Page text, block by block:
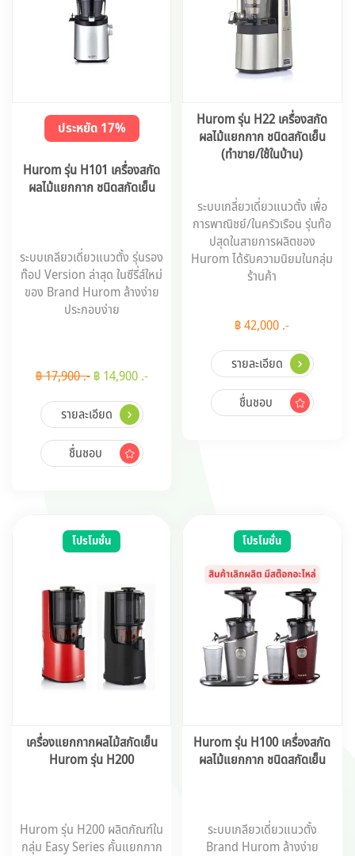
ประหยัด 17%
Hurom รุ่น H101 เครื่องสกัด
ผลไม้แยกกาก ชนิดสกัดเย็น
ระบบเกลียวเดี่ยวแนวตั้ง รุ่นรอง
ท๊อป Version ล่าสุด ในซีรี่ส์ใหม่
ของ Brand Hurom ล้างง่าย
ประกอบง่าย
฿ 17,900 .- ฿ 14,900 .-
รายละเอียด
ชื่นชอบ
Hurom รุ่น H22 เครื่องสกัด
ผลไม้แยกกาก ชนิดสกัดเย็น
(ทำขาย/ใช้ในบ้าน)
ระบบเกลี่ยวเดี่ยวแนวตั้ง เพื่อ
การพาณิชย์/ในครัวเรือน รุ่นท๊อ
ปสุดในสายการผลิตของ
Hurom ได้รับความนิยมในกลุ่ม
ร้านค้า
฿ 42,000 .-
รายละเอียด
ชื่นชอบ
โปรโมชั่น
เครื่องแยกกากผลไม้สกัดเย็น
Hurom รุ่น H200
Hurom รุ่น H200 ผลิตภัณฑ์ใน
กลุ่ม Easy Series คั้นแยกกาก
โปรโมชั่น
Hurom รุ่น H100 เครื่องสกัด
ผลไม้แยกกาก ชนิดสกัดเย็น
ระบบเกลียวเดี่ยวแนวตั้ง
Brand Hurom ล้างง่าย